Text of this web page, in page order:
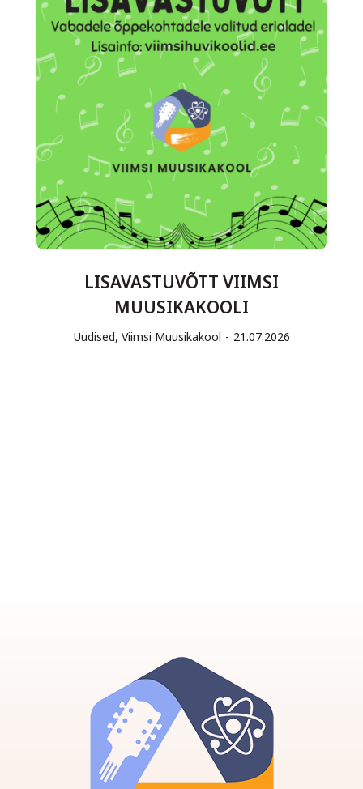
LISAVASTUVÕTT VIIMSI
MUUSIKAKOOLI
Uudised, Viimsi Muusikakool 21.07.2026